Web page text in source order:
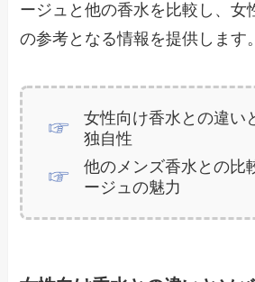
ージュと他の香水を比較し、女
の参考となる情報を提供します。
女性向け香水との違い
独自性
他のメンズ香水との比
ージュの魅力